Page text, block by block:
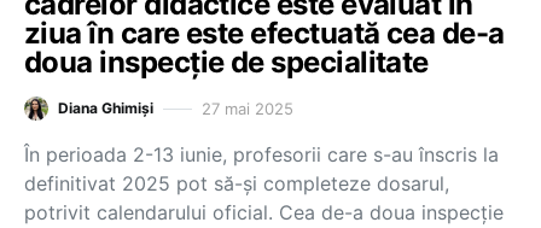
ziua în care este efectuată cea de-a
doua inspecție de specialitate
Diana Ghimiși 27 mai 2025
În perioada 2-13 iunie, profesorii care s-au înscris la
definitivat 2025 pot să-și completeze dosarul,
potrivit calendarului oficial. Cea de-a doua inspecție